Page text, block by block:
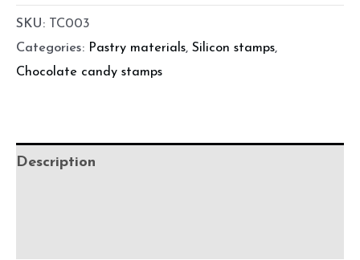
SKU: TC003
Categories: Pastry materials, Silicon stamps,
Chocolate candy stamps
Description